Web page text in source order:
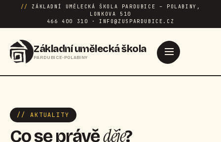
//
ZÁKLADNÍ UMĚLECKÁ ŠKOLA PARDUBICE – POLABINY,
LONKOVA 510
466 400 310 · INFO@ZUSPARDUBICE.CZ
Základní umělecká škola
PARDUBICE-POLABINY
// AKTUALITY
Co se právěděje?